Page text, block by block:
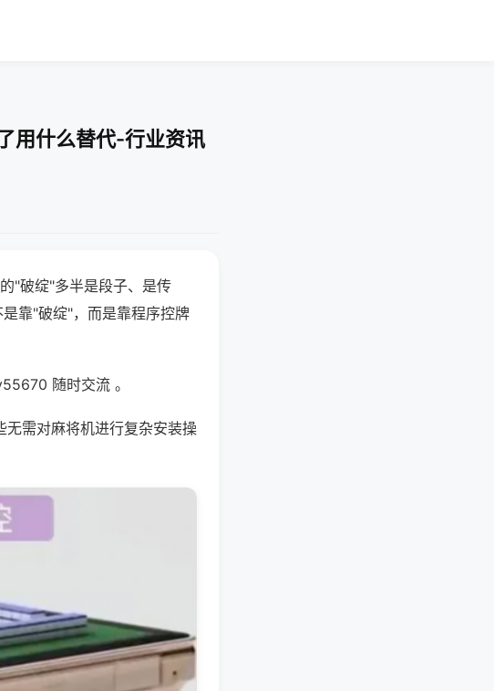
用什么替代-行业资讯
"破绽"多半是段子、是传
靠"破绽"，而是靠程序控牌
随时交流 。
无需对麻将机进行复杂安装操